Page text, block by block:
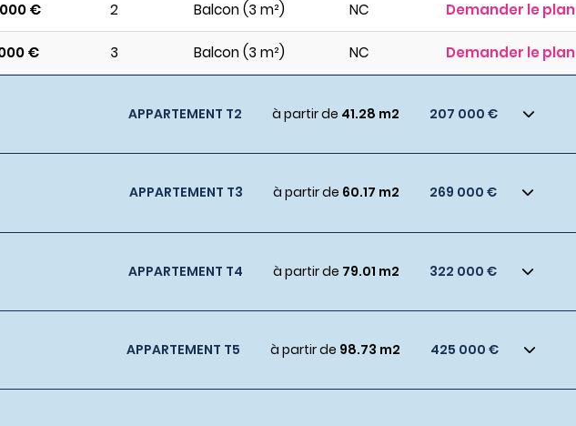
€ 2 Balcon (3 m²) NC Demander le plan
000 € 3 Balcon (3 m²) NC Demander le plan
APPARTEMENT T2 à partir de 41.28 m2 207 000 €
APPARTEMENT T3 à partir de 60.17 m2 269 000 €
APPARTEMENT T4 à partir de 79.01 m2 322 000 €
APPARTEMENT T5 à partir de 98.73 m2 425 000 €